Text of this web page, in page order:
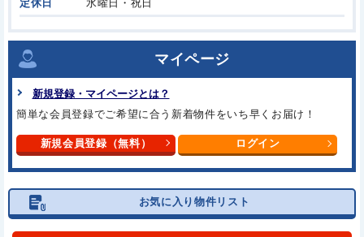
定休日 水曜日・祝日
マイページ
新規登録・マイページとは？
簡単な会員登録でご希望に合う 新着物件をいち早くお届け！
新規会員登録（無料） ログイン
お気に入り物件リスト